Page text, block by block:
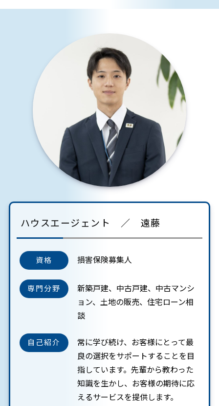
ハウスエージェント ／ 遠藤
資格 損害保険募集人
専門分野
新築戸建、中古戸建、中古マンシ
ョン、土地の販売、住宅ローン相
談
自己紹介
常に学び続け、お客様にとって最
良の選択をサポートすることを目
指しています。先輩から教わった
知識を生かし、お客様の期待に応
えるサービスを提供します。